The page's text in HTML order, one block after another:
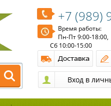
+7 (989)
Время работы:
Пн-Пт 9:00-18:00,
Сб 10:00-15:00